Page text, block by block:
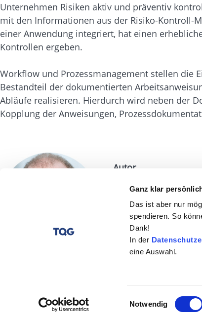
Ganz klar
Das ist aber nur
spendieren. So
Dank!
In der
eine Auswahl.
Einwilligungsauswahl
Notwendig
Unternehmen Risiken aktiv und präventiv
mit den Informationen aus der Risiko-Kontroll-
einer Anwendung integriert, hat einen
Kontrollen ergeben.
Workflow und Prozessmanagement stellen die
Bestandteil der dokumentierten
Abläufe realisieren. Hierdurch wird neben der
Kopplung der Anweisungen,
Autor
Weitere Beiträge
©2026 The Quality Group GmbH. Alle Rechte vorbehalten.